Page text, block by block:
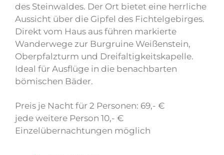
des Steinwaldes. Der Ort bietet eine herrliche
Aussicht über die Gipfel des Fichtelgebirges.
Direkt vom Haus aus führen markierte
Wanderwege zur Burgruine Weißenstein,
Oberpfalzturm und Dreifaltigkeitskapelle.
Ideal für Ausflüge in die benachbarten
bömischen Bäder.
Preis je Nacht für 2 Personen: 69,- €
jede weitere Person 10,- €
Einzelübernachtungen möglich